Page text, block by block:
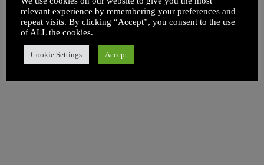
मृत्यूपूर्वीच्या VDO मध्ये असे
बोलला की तुम्हालाही वाटेल
वाईट
2 weeks ago
अभिभावक
June 20, 2026
relevant experience by remembering your preferences and
repeat visits. By clicking “Accept”, you consent to the use
of ALL the cookies.
Cookie Settings Accept